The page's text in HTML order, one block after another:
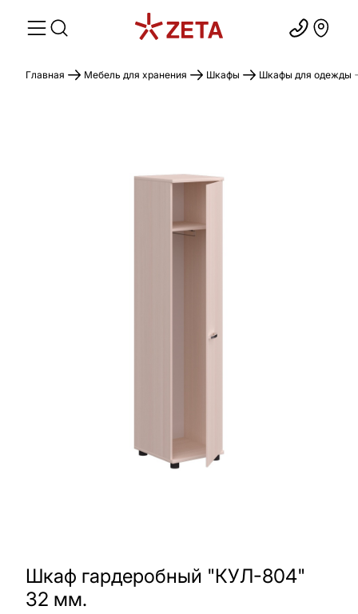
Главная Мебель для хранения Шкафы Шкафы для одежды
Шкаф гардеробный "КУЛ-804"
32 мм.